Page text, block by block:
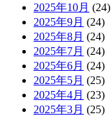
2025年10月 (24)
2025年9月 (24)
2025年8月 (24)
2025年7月 (24)
2025年6月 (24)
2025年5月 (25)
2025年4月 (23)
2025年3月 (25)